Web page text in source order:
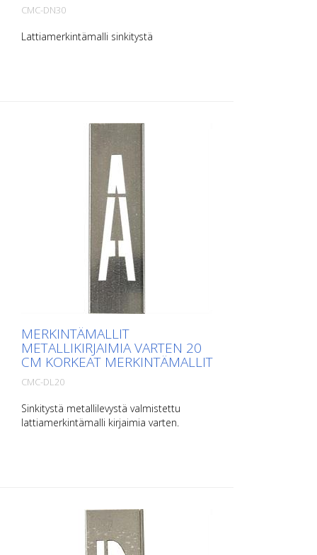
CMC-DN30
Lattiamerkintämalli sinkitystä
MERKINTÄMALLIT
METALLIKIRJAIMIA VARTEN 20
CM KORKEAT MERKINTÄMALLIT
CMC-DL20
Sinkitystä metallilevystä valmistettu
lattiamerkintämalli kirjaimia varten.